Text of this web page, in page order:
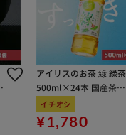
アイリスのお茶 綠 緑茶
500ml×24本 国産茶葉
100％使用
イチオシ
¥1,780